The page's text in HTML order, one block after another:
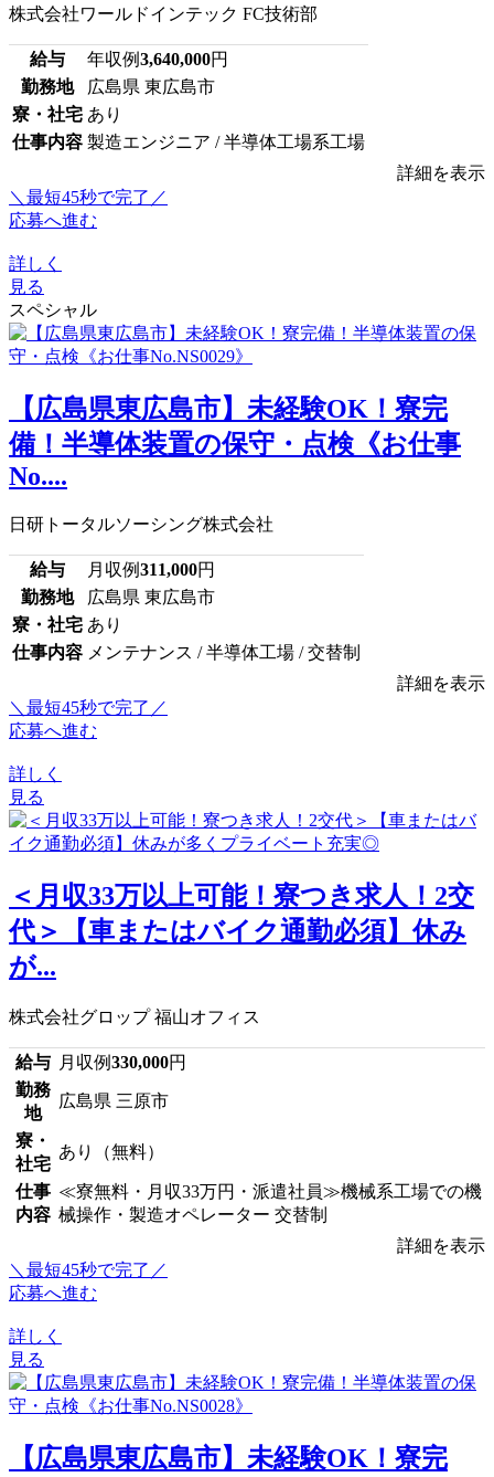
株式会社ワールドインテック FC技術部
給与 年収例3,640,000円
勤務地
広島県 東広島市
寮・社宅 あり
仕事内容 製造エンジニア / 半導体工場系工場
詳細を表示
＼最短45秒で完了／
応募へ進む
詳しく
見る
スペシャル
【広島県東広島市】未経験OK！寮完
備！半導体装置の保守・点検《お仕事
No....
日研トータルソーシング株式会社
給与 月収例311,000円
勤務地
広島県 東広島市
寮・社宅 あり
仕事内容 メンテナンス / 半導体工場 / 交替制
詳細を表示
＼最短45秒で完了／
応募へ進む
詳しく
見る
＜月収33万以上可能！寮つき求人！2交
代＞【車またはバイク通勤必須】休み
が...
株式会社グロップ 福山オフィス
給与 月収例330,000円
勤務
地
広島県 三原市
寮・
社宅
あり（無料）
仕事
内容
≪寮無料・月収33万円・派遣社員≫機械系工場での機
械操作・製造オペレーター 交替制
詳細を表示
＼最短45秒で完了／
応募へ進む
詳しく
見る
【広島県東広島市】未経験OK！寮完